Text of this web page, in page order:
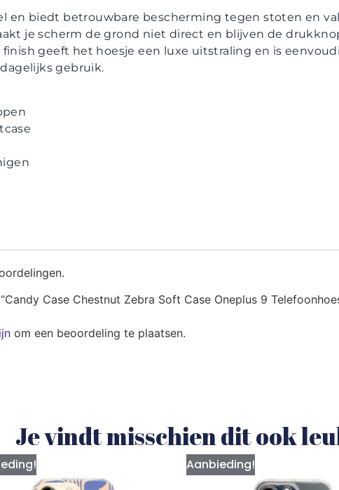
en biedt betrouwbare bescherming tegen stoten en
je scherm de grond niet direct en blijven de
geeft het hoesje een luxe uitstraling en is
gebruik.
Case Chestnut Zebra Soft Case Oneplus 9
om een beoordeling te plaatsen.
Je vindt misschien dit ook
Aanbieding!